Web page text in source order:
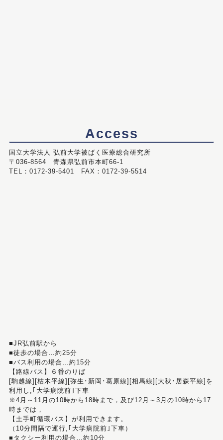
Access
国立大学法人 弘前大学被ばく医療総合研究所
〒036-8564 青森県弘前市本町66-1
TEL：0172-39-5401 FAX：0172-39-5514
■JR弘前駅から
■徒歩の場合…約25分
■バス利用の場合…約15分
【路線バス】６番のりば
[駒越線][枯木平線][弥生･新岡･葛原線][相馬線][大秋･居森平線]を
利用し,｢大学病院前｣下車
※4月～11月の10時から18時まで，及び12月～3月の10時から17
時までは，
【土手町循環バス】が利用できます。
（10分間隔で運行,｢大学病院前｣下車）
■タクシー利用の場合…約10分